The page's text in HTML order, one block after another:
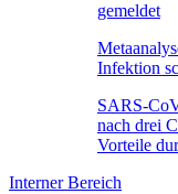
gemeldet
Infektion
SARS-
nach drei
Vorteile
Interner Bereich